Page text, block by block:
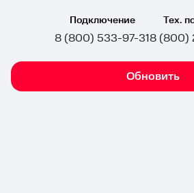
Подключение
8 (800) 533-97-31
Тех.
8 (800)
Обновить